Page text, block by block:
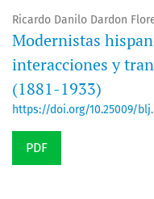
Ricardo Danilo Dardon
Modernistas
interacciones y
(1881-1933)
https://doi.org/10.25009/
PDF